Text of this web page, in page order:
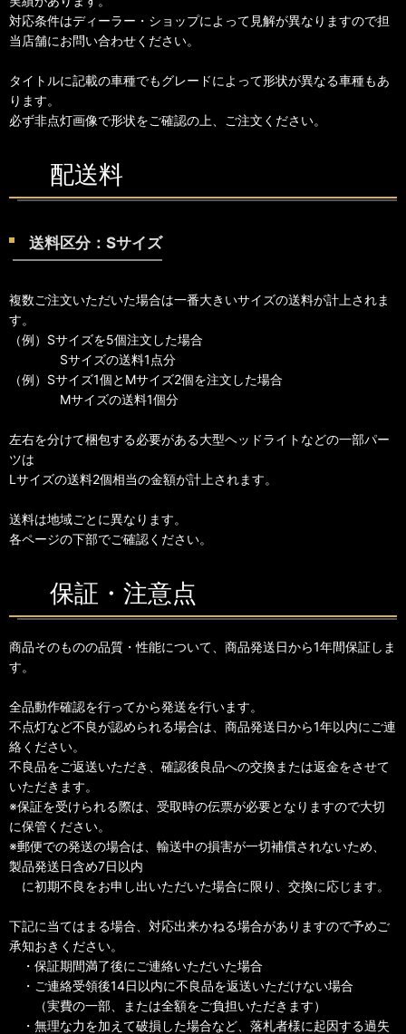
対応条件はディーラー・ショップによって見解が異なりますので担
当店舗にお問い合わせください。
タイトルに記載の車種でもグレードによって形状が異なる車種もあ
ります。
必ず非点灯画像で形状をご確認の上、ご注文ください。
配送料
送料区分：Sサイズ
複数ご注文いただいた場合は一番大きいサイズの送料が計上されま
す。
（例）Sサイズを5個注文した場合
Sサイズの送料1点分
（例）Sサイズ1個とMサイズ2個を注文した場合
Mサイズの送料1個分
左右を分けて梱包する必要がある大型ヘッドライトなどの一部パー
ツは
Lサイズの送料2個相当の金額が計上されます。
送料は地域ごとに異なります。
各ページの下部でご確認ください。
保証・注意点
商品そのものの品質・性能について、商品発送日から1年間保証しま
す。
全品動作確認を行ってから発送を行います。
不点灯など不良が認められる場合は、商品発送日から1年以内にご連
絡ください。
不良品をご返送いただき、確認後良品への交換または返金をさせて
いただきます。
※保証を受けられる際は、受取時の伝票が必要となりますので大切
に保管ください。
※郵便での発送の場合は、輸送中の損害が一切補償されないため、
製品発送日含め7日以内
に初期不良をお申し出いただいた場合に限り、交換に応じます。
下記に当てはまる場合、対応出来かねる場合がありますので予めご
承知おきください。
・保証期間満了後にご連絡いただいた場合
・ご連絡受領後14日以内に不良品を返送いただけない場合
（実費の一部、または全額をご負担いただきます）
・無理な力を加えて破損した場合など、落札者様に起因する過失